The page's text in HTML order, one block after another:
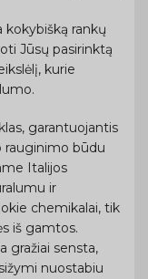
kokybišką rankų
Jūsų pasirinktą
kurie
garantuojantis
rauginimo būdu
Italijos
ir
chemikalai, tik
iš gamtos.
gražiai sensta,
nuostabiu